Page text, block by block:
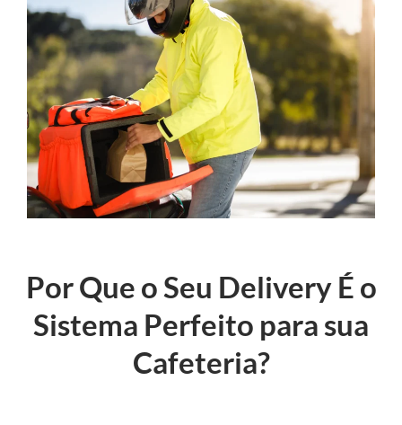
Por Que o Seu Delivery É o
Sistema Perfeito para sua
Cafeteria?